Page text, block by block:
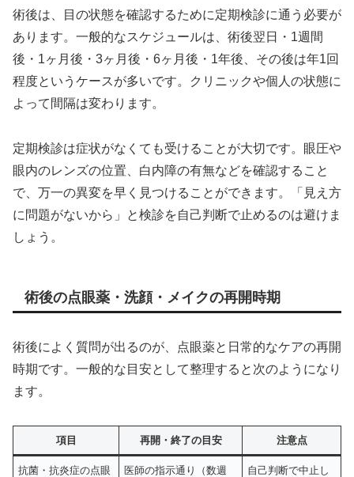
術後は、目の状態を確認するために定期検診に通う必要が
あります。一般的なスケジュールは、術後翌日・1週間
後・1ヶ月後・3ヶ月後・6ヶ月後・1年後、その後は年1回
程度というケースが多いです。クリニックや個人の状態に
よって間隔は変わります。
定期検診は症状がなくても受けることが大切です。眼圧や
眼内のレンズの位置、白内障の有無などを確認すること
で、万一の異変を早く見つけることができます。「見え方
に問題がないから」と検診を自己判断で止めるのは避けま
しょう。
術後の点眼薬・洗顔・メイクの再開時期
術後によく質問が出るのが、点眼薬と日常的なケアの再開
時期です。一般的な目安として整理すると次のようになり
ます。
項目 再開・終了の目安 注意点
抗菌・抗炎症の点眼
医師の指示通り（数週
自己判断で中止し